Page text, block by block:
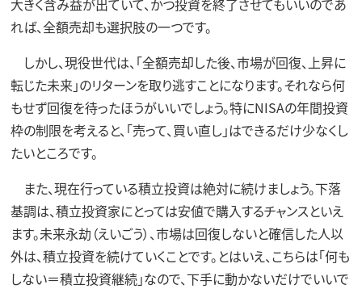
れば、全額売却も選択肢の一つです。
しかし、現役世代は、「全額売却した後、市場が回復、上昇に
転じた未来」のリターンを取り逃すことになります。それなら何
もせず回復を待ったほうがいいでしょう。特にNISAの年間投資
枠の制限を考えると、「売って、買い直し」はできるだけ少なくし
たいところです。
また、現在行っている積立投資は絶対に続けましょう。下落
基調は、積立投資家にとっては安値で購入するチャンスといえ
ます。未来永劫（えいごう）、市場は回復しないと確信した人以
外は、積立投資を続けていくことです。とはいえ、こちらは「何も
しない＝積立投資継続」なので、下手に動かないだけでいいで